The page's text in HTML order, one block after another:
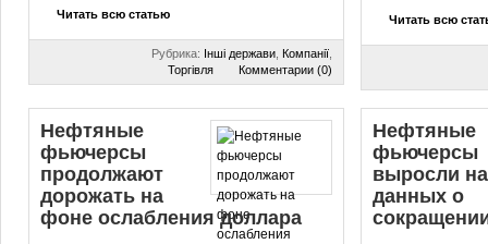
Читать всю статью
Рубрика: Інші держави Компанії
Торгівля
Комментарии (0)
Читать всю
Нефтяные
фьючерсы
продолжают
дорожать на
фоне ослабления доллара
Нефтяные
фьючерсы
выросли на
данных о